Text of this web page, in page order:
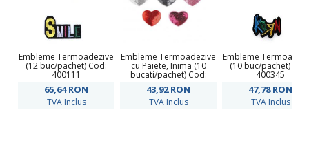
Embleme Termoadezive
(12 buc/pachet) Cod:
400111
65,64RON
TVA Inclus
Embleme Termoadezive
cu Paiete, Inima (10
bucati/pachet) Cod:
43,92RON
TVA Inclus
Embleme
(10 buc/pachet)
400345
47,78RON
TVA Inclus